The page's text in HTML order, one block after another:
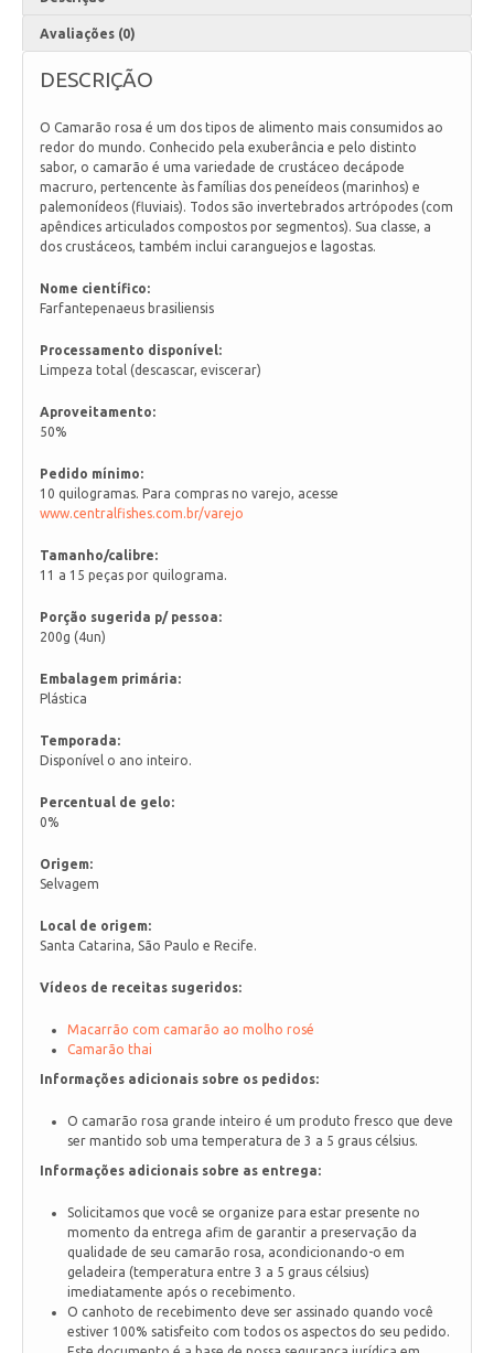
Avaliações (0)
DESCRIÇÃO
O Camarão rosa é um dos tipos de alimento mais consumidos ao
redor do mundo. Conhecido pela exuberância e pelo distinto
sabor, o camarão é uma variedade de crustáceo decápode
macruro, pertencente às famílias dos peneídeos (marinhos) e
palemonídeos (fluviais). Todos são invertebrados artrópodes (com
apêndices articulados compostos por segmentos). Sua classe, a
dos crustáceos, também inclui caranguejos e lagostas.
Nome científico:
Farfantepenaeus brasiliensis
Processamento disponível:
Limpeza total (descascar, eviscerar)
Aproveitamento:
50%
Pedido mínimo:
10 quilogramas. Para compras no varejo, acesse
www.centralfishes.com.br/varejo
Tamanho/calibre:
11 a 15 peças por quilograma.
Porção sugerida p/ pessoa:
200g (4un)
Embalagem primária:
Plástica
Temporada:
Disponível o ano inteiro.
Percentual de gelo:
0%
Origem:
Selvagem
Local de origem:
Santa Catarina, São Paulo e Recife.
Vídeos de receitas sugeridos:
Macarrão com camarão ao molho rosé
Camarão thai
Informações adicionais sobre os pedidos:
O camarão rosa grande inteiro é um produto fresco que deve
ser mantido sob uma temperatura de 3 a 5 graus célsius.
Informações adicionais sobre as entrega:
Solicitamos que você se organize para estar presente no
momento da entrega afim de garantir a preservação da
qualidade de seu camarão rosa, acondicionando-o em
geladeira (temperatura entre 3 a 5 graus célsius)
imediatamente após o recebimento.
O canhoto de recebimento deve ser assinado quando você
estiver 100% satisfeito com todos os aspectos do seu pedido.